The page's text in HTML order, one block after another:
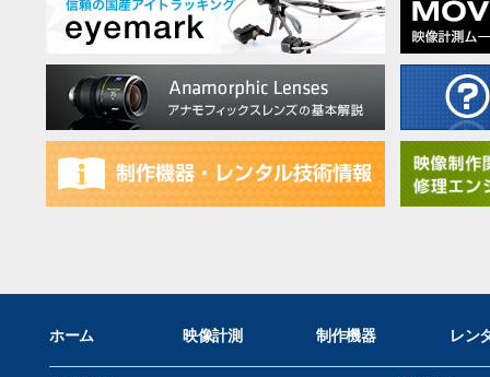
ホーム 映像計測 制作機器 レン